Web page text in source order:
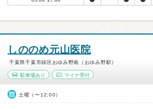
しののめ元山医院
千葉県千葉市緑区おゆみ野南（おゆみ野駅）
駐車場あり マイナ受付
土曜（〜12:00）